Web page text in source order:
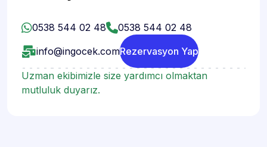
0538 544 02 48
0538 544 02 48
info@ingocek.comRezervasyon Yap
Uzman ekibimizle size yardımcı olmaktan
mutluluk duyarız.